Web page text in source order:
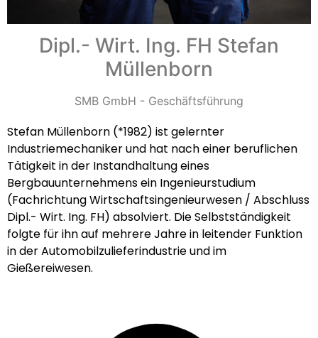
Dipl.- Wirt. Ing. FH Stefan
Müllenborn
SMB GmbH - Geschäftsführung
Stefan Müllenborn (*1982) ist gelernter
Industriemechaniker und hat nach einer beruflichen
Tätigkeit in der Instandhaltung eines
Bergbauunternehmens ein Ingenieurstudium
(Fachrichtung Wirtschaftsingenieurwesen / Abschluss
Dipl.- Wirt. Ing. FH) absolviert. Die Selbstständigkeit
folgte für ihn auf mehrere Jahre in leitender Funktion
in der Automobilzulieferindustrie und im
Gießereiwesen.